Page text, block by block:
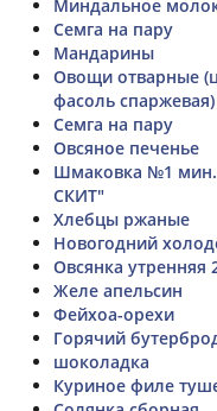
Миндальное
Семга на пару
Мандарины
Овощи отварные
фасоль спаржевая)
Семга на пару
Овсяное печенье
Шмаковка №1
СКИТ"
Хлебцы ржаные
Новогодний
Овсянка утренняя
Желе апельсин
Фейхоа-орехи
Горячий
шоколадка
Куриное филе